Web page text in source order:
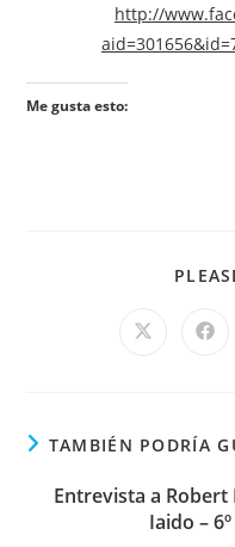
http://
Me gusta esto:
TAMBIÉN PODRÍA
Entrevista a Robert
Iaido –